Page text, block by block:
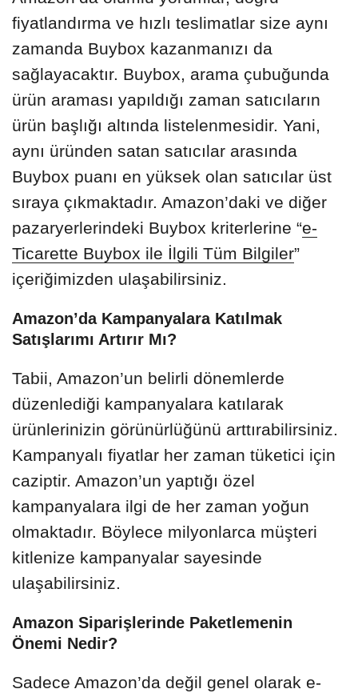
fiyatlandırma ve hızlı teslimatlar size aynı
zamanda Buybox kazanmanızı da
sağlayacaktır. Buybox, arama çubuğunda
ürün araması yapıldığı zaman satıcıların
ürün başlığı altında listelenmesidir. Yani,
aynı üründen satan satıcılar arasında
Buybox puanı en yüksek olan satıcılar üst
sıraya çıkmaktadır. Amazon’daki ve diğer
pazaryerlerindeki Buybox kriterlerine “e-
Ticarette Buybox ile İlgili Tüm Bilgiler”
içeriğimizden ulaşabilirsiniz.
Amazon’da Kampanyalara Katılmak
Satışlarımı Artırır Mı?
Tabii, Amazon’un belirli dönemlerde
düzenlediği kampanyalara katılarak
ürünlerinizin görünürlüğünü arttırabilirsiniz.
Kampanyalı fiyatlar her zaman tüketici için
caziptir. Amazon’un yaptığı özel
kampanyalara ilgi de her zaman yoğun
olmaktadır. Böylece milyonlarca müşteri
kitlenize kampanyalar sayesinde
ulaşabilirsiniz.
Amazon Siparişlerinde Paketlemenin
Önemi Nedir?
Sadece Amazon’da değil genel olarak e-